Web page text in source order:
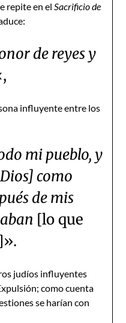
repite en elSacrificio de
de reyes y
influyente entre los
mi pueblo, y
como
de mis
[lo que
judíos influyentes
como cuenta
se harían con